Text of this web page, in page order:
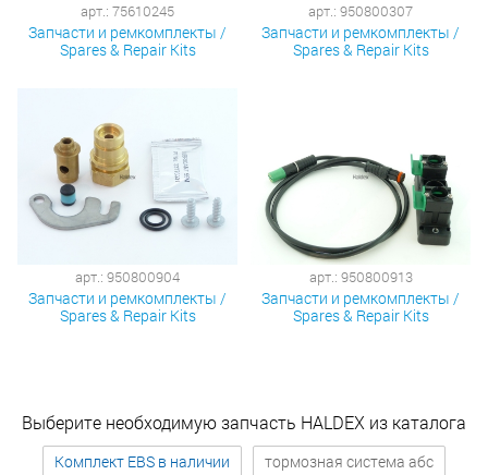
арт.: 75610245
Запчасти и ремкомплекты /
Spares & Repair Kits
арт.: 950800307
Запчасти и ремкомплекты /
Spares & Repair Kits
арт.: 950800904
Запчасти и ремкомплекты /
Spares & Repair Kits
арт.: 950800913
Запчасти и ремкомплекты /
Spares & Repair Kits
Выберите необходимую запчасть HALDEX из каталога
Комплект EBS в наличии
тормозная система абс